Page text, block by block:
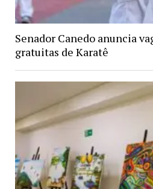
Senador Canedo anuncia
gratuitas de Karatê